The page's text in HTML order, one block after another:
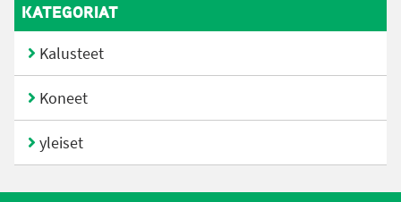
KATEGORIAT
Kalusteet
Koneet
yleiset